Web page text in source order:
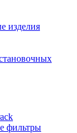
изделия
фильтры